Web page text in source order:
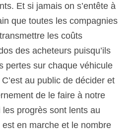
Et si jamais on s’entête à
que toutes les compagnies
les coûts
des acheteurs puisqu’ils
pertes sur chaque véhicule
au public de décider et
de le faire à notre
progrès sont lents au
en marche et le nombre